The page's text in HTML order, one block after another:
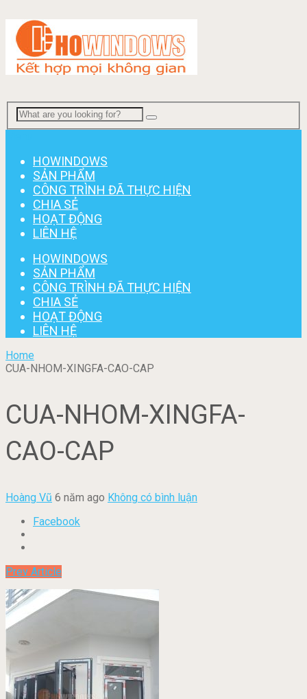
HOWINDOWS
SẢN PHẨM
CÔNG TRÌNH ĐÃ THỰC HIỆN
CHIA SẺ
HOẠT ĐỘNG
LIÊN HỆ
HOWINDOWS
SẢN PHẨM
CÔNG TRÌNH ĐÃ THỰC HIỆN
CHIA SẺ
HOẠT ĐỘNG
LIÊN HỆ
Home
CUA-NHOM-XINGFA-CAO-CAP
CUA-NHOM-XINGFA-
CAO-CAP
Hoàng Vũ 6 năm ago Không có bình luận
Facebook
Prev Article